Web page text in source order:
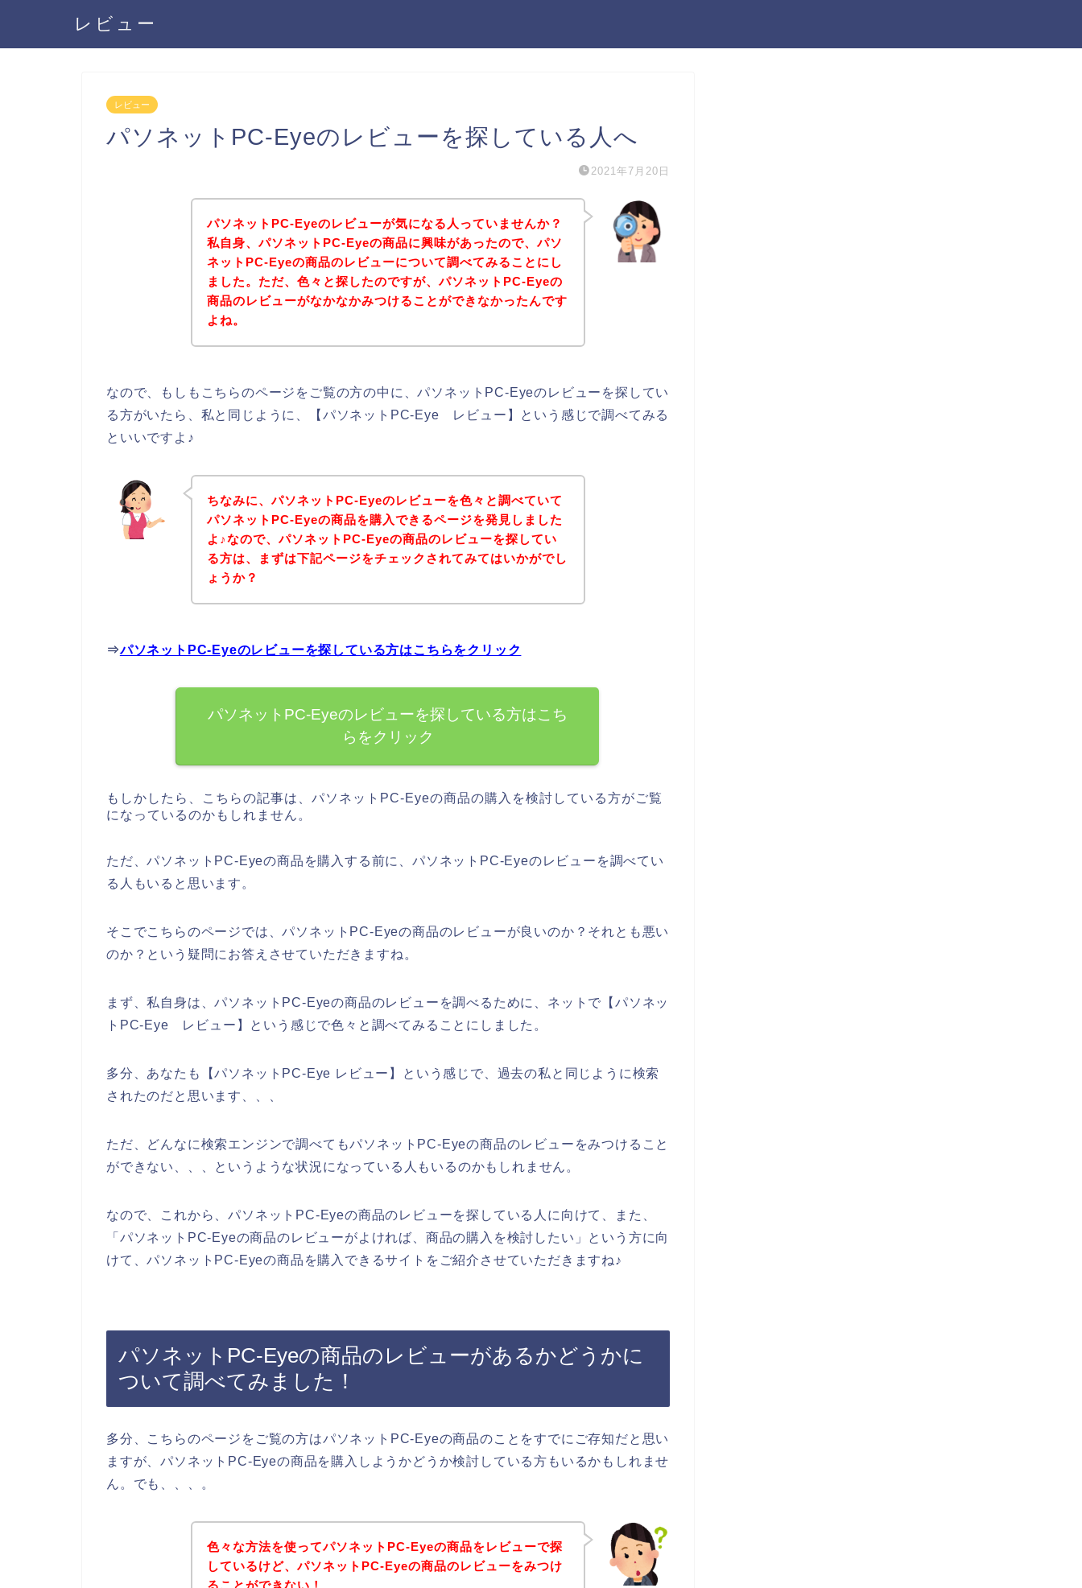
レビュー
レビュー
パソネットPC-Eyeのレビューを探している人へ
2021年7月20日
パソネットPC-Eyeのレビューが気になる人っていませんか？
私自身、パソネットPC-Eyeの商品に興味があったので、パソ
ネットPC-Eyeの商品のレビューについて調べてみることにし
ました。ただ、色々と探したのですが、パソネットPC-Eyeの
商品のレビューがなかなかみつけることができなかったんです
よね。
なので、もしもこちらのページをご覧の方の中に、パソネットPC-Eyeのレビューを探してい
る方がいたら、私と同じように、【パソネットPC-Eye レビュー】という感じで調べてみる
といいですよ♪
ちなみに、パソネットPC-Eyeのレビューを色々と調べていて
パソネットPC-Eyeの商品を購入できるページを発見しました
よ♪なので、パソネットPC-Eyeの商品のレビューを探してい
る方は、まずは下記ページをチェックされてみてはいかがでし
ょうか？
⇒パソネットPC-Eyeのレビューを探している方はこちらをクリック
パソネットPC-Eyeのレビューを探している方はこち
らをクリック
もしかしたら、こちらの記事は、パソネットPC-Eyeの商品の購入を検討している方がご覧
になっているのかもしれません。
ただ、パソネットPC-Eyeの商品を購入する前に、パソネットPC-Eyeのレビューを調べてい
る人もいると思います。
そこでこちらのページでは、パソネットPC-Eyeの商品のレビューが良いのか？それとも悪い
のか？という疑問にお答えさせていただきますね。
まず、私自身は、パソネットPC-Eyeの商品のレビューを調べるために、ネットで【パソネッ
トPC-Eye レビュー】という感じで色々と調べてみることにしました。
多分、あなたも【パソネットPC-Eye レビュー】という感じで、過去の私と同じように検索
されたのだと思います、、、
ただ、どんなに検索エンジンで調べてもパソネットPC-Eyeの商品のレビューをみつけること
ができない、、、というような状況になっている人もいるのかもしれません。
なので、これから、パソネットPC-Eyeの商品のレビューを探している人に向けて、また、
「パソネットPC-Eyeの商品のレビューがよければ、商品の購入を検討したい」という方に向
けて、パソネットPC-Eyeの商品を購入できるサイトをご紹介させていただきますね♪
パソネットPC-Eyeの商品のレビューがあるかどうかに
ついて調べてみました！
多分、こちらのページをご覧の方はパソネットPC-Eyeの商品のことをすでにご存知だと思い
ますが、パソネットPC-Eyeの商品を購入しようかどうか検討している方もいるかもしれませ
ん。でも、、、。
色々な方法を使ってパソネットPC-Eyeの商品をレビューで探
しているけど、パソネットPC-Eyeの商品のレビューをみつけ